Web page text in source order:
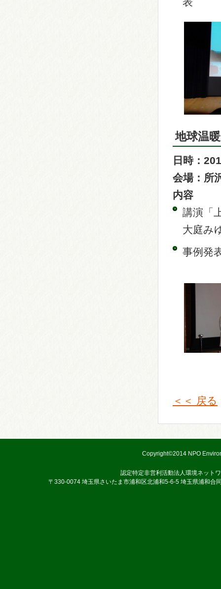
地球温
日時：
会場：所
内容
講演「
大庭み
事例発
＜＜ 戻る
Copyright©2014 NPO
認定特定非営利活動法人環境ネット
〒330-0074 埼玉県さいたま市浦和区北浦和5-6-5 埼玉県浦